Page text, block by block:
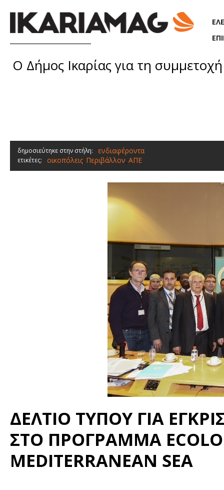
Ο Δήμος Ικαρίας για τη
δημοσιεύτηκε στην στήλη: ενδιαφέροντα
ετικέτες: οικοπόλεις, Περιβάλλον, ΑΠΕ
ΔΕΛΤΙΟ ΤΥΠΟΥ ΓΙΑ
ΣΤΟ ΠΡΟΓΡΑΜΜΑ
MEDITERRANEAN SEA